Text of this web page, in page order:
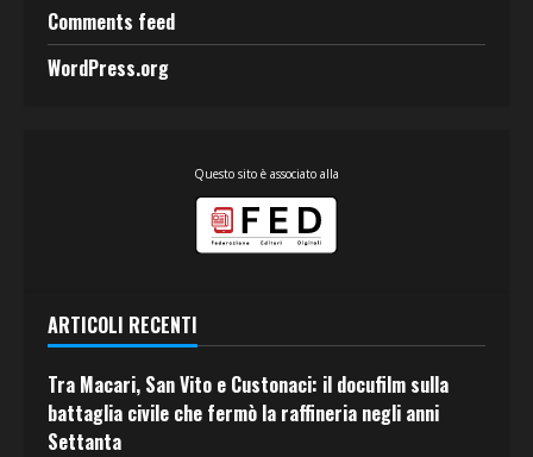
Comments feed
WordPress.org
Questo sito è associato alla
ARTICOLI RECENTI
Tra Macari, San Vito e Custonaci: il docufilm sulla
battaglia civile che fermò la raffineria negli anni
Settanta